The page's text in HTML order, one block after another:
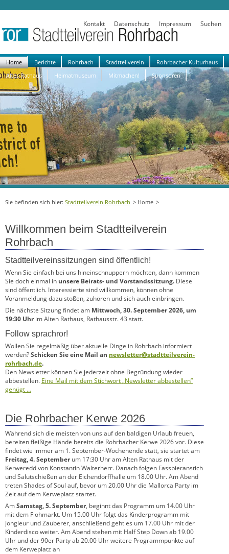
Kontakt Datenschutz Impressum Suchen
Navigation
überspringen
Home Berichte Rohrbach Stadtteilverein
Rohrbacher Kulturhaus
Altes Rathaus
Heimatmuseum Mitmachen! Sponsoren
Stadtteilverein Rohrbach Home
Willkommen beim Stadtteilverein
Rohrbach
Stadtteilvereinssitzungen sind öffentlich!
Wenn Sie einfach bei uns hineinschnuppern möchten, dann kommen
Sie doch einmal in unsere Beirats- und Vorstandssitzung. Diese
sind öffentlich. Interessierte sind willkommen, können ohne
Voranmeldung dazu stoßen, zuhören und sich auch einbringen.
Die nächste Sitzung findet am Mittwoch, 30. September 2026, um
19:30 Uhrim Alten Rathaus, Rathausstr. 43 statt.
Follow sprachror!
Wollen Sie regelmäßig über aktuelle Dinge in Rohrbach informiert
werden?Schicken Sie eine Mail an newsletter@stadtteilverein-
rohrbach.de.
Den Newsletter können Sie jederzeit ohne Begründung wieder
abbestellen. Eine Mail mit dem Stichwort „Newsletter abbestellen”
genügt …
Die Rohrbacher Kerwe 2026
Während sich die meisten von uns auf den baldigen Urlaub freuen,
bereiten fleißige Hände bereits die Rohrbacher Kerwe 2026 vor. Diese
findet wie immer am 1. September-Wochenende statt, sie startet am
Freitag, 4. Septemberum 17:30 Uhr am Alten Rathaus mit der
Kerweredd von Konstantin Walterherr. Danach folgen Fassbieranstich
und Salutschießen an der Eichendorffhalle um 18.00 Uhr. Am Abend
treten Shades of Soul auf, bevor um 20.00 Uhr die Mallorca Party im
Zelt auf dem Kerweplatz startet.
AmSamstag, 5. September, beginnt das Programm um 14.00 Uhr
mit dem Flohmarkt. Um 15.00 Uhr folgt das Kinderprogramm mit
Jongleur und Zauberer, anschließend geht es um 17.00 Uhr mit der
Kinderdisco weiter. Am Abend stehen mit Half Step Down ab 19.00
Uhr und der 90er Party ab 20.00 Uhr weitere Programmpunkte auf
dem Kerweplatz an